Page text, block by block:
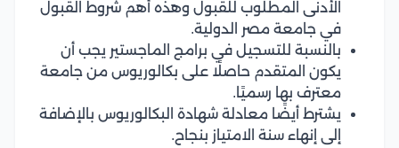
الأدنى المطلوب للقبول وهذه أهم شروط القبول
في جامعة مصر الدولية.
بالنسبة للتسجيل في برامج الماجستير يجب أن
يكون المتقدم حاصلًا على بكالوريوس من جامعة
معترف بها رسميًا.
يشترط أيضًا معادلة شهادة البكالوريوس بالإضافة
إلى إنهاء سنة الامتياز بنجاح.